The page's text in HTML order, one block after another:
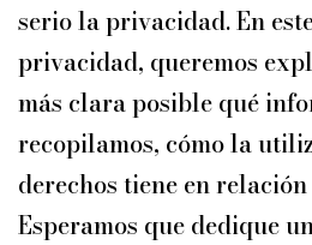
serio la privacidad. En
privacidad, queremos
más clara posible qué
recopilamos, cómo la
derechos tiene en
Esperamos que dedique